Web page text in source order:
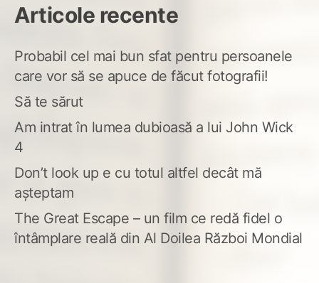
Articole recente
Probabil cel mai bun sfat pentru persoanele
care vor să se apuce de făcut fotografii!
Să te sărut
Am intrat în lumea dubioasă a lui John Wick
4
Don’t look up e cu totul altfel decât mă
așteptam
The Great Escape – un film ce redă fidel o
întâmplare reală din Al Doilea Război Mondial